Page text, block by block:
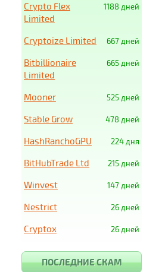
1188 дней
Crypto Flex
Limited
667 дней
Cryptoize Limited
665 дней
Bitbillionaire
Limited
525 дней
Mooner
478 дней
Stable Grow
224 дня
HashRanchoGPU
215 дней
BitHubTrade Ltd
147 дней
Winvest
26 дней
Nestrict
26 дней
Cryptox
ПОСЛЕДНИЕ СКАМ